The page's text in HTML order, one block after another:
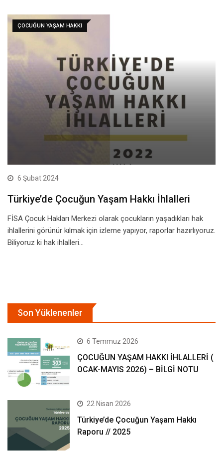
ÇOCUĞUN YAŞAM HAKKI
6 Şubat 2024
Türkiye’de Çocuğun Yaşam Hakkı İhlalleri
FİSA Çocuk Hakları Merkezi olarak çocukların yaşadıkları hak
ihlallerini görünür kılmak için izleme yapıyor, raporlar hazırlıyoruz.
Biliyoruz ki hak ihlalleri…
Son Yüklenenler
6 Temmuz 2026
ÇOCUĞUN YAŞAM HAKKI İHLALLERİ (
OCAK-MAYIS 2026) – BİLGİ NOTU
22 Nisan 2026
Türkiye’de Çocuğun Yaşam Hakkı
Raporu // 2025